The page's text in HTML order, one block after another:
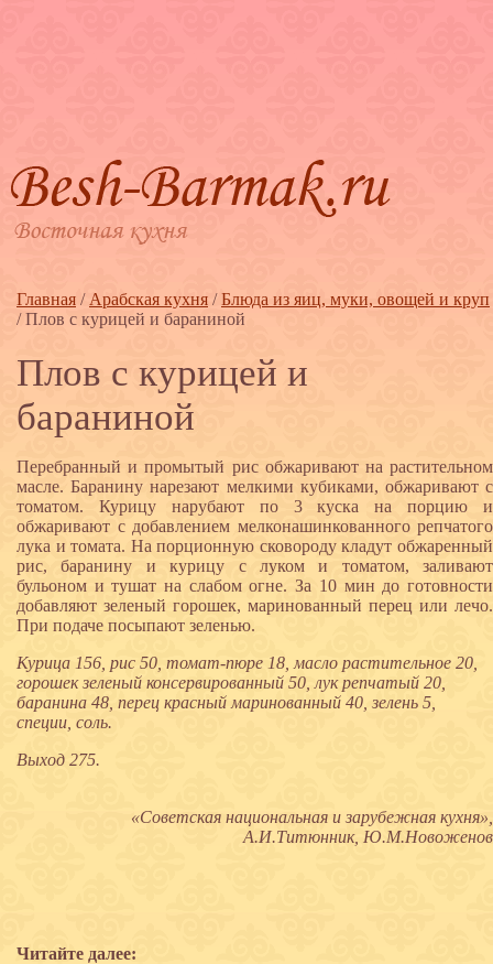
Главная / Арабская кухня /Блюда из яиц, муки, овощей и круп
/Плов с курицей и бараниной
Плов с курицей и
бараниной
Перебранный и промытый рис обжаривают на растительном
масле. Баранину нарезают мелкими кубиками, обжаривают с
томатом. Курицу нарубают по 3 куска на порцию и
обжаривают с добавлением мелконашинкованного репчатого
лука и томата. На порционную сковороду кладут обжаренный
рис, баранину и курицу с луком и томатом, заливают
бульоном и тушат на слабом огне. За 10 мин до готовности
добавляют зеленый горошек, маринованный перец или лечо.
При подаче посыпают зеленью.
Курица 156, рис 50, томат-пюре 18, масло растительное 20,
горошек зеленый консервированный 50, лук репчатый 20,
баранина 48, перец красный маринованный 40, зелень 5,
специи, соль.
Выход 275.
«Советская национальная и зарубежная кухня»,
А.И.Титюнник, Ю.М.Новоженов
Читайте далее: